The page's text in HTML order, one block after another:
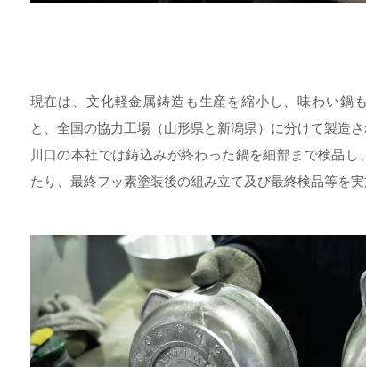
現在は、文化軽金属鋳造も生産を縮小し、味わい鍋
と、全国の協力工場（山形県と新潟県）に分けて製造さ
川口の本社では鋳込みが終わった鍋を細部まで検品し
たり、最終フッ素塗装後の組み立て及び最終検品等を実